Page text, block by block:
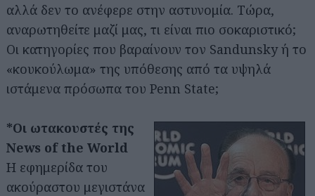
αλλά δεν το ανέφερε στην αστυνομία. Τώρα,
αναρωτηθείτε μαζί μας, τι είναι πιο σοκαριστικό;
Οι κατηγορίες που βαραίνουν τον Sandunsky ή το
«κουκούλωμα» της υπόθεσης από τα υψηλά
ιστάμενα πρόσωπα του Penn State;
*Οι ωτακουστές της
News of the World
Η εφημερίδα του
ακούραστου μεγιστάνα